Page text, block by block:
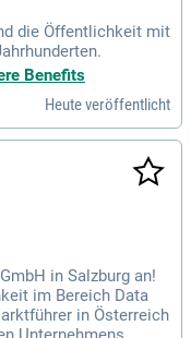
die Öffentlichkeit mit
Benefits
Heute veröffentlicht
in Salzburg an!
im Bereich Data
in Österreich